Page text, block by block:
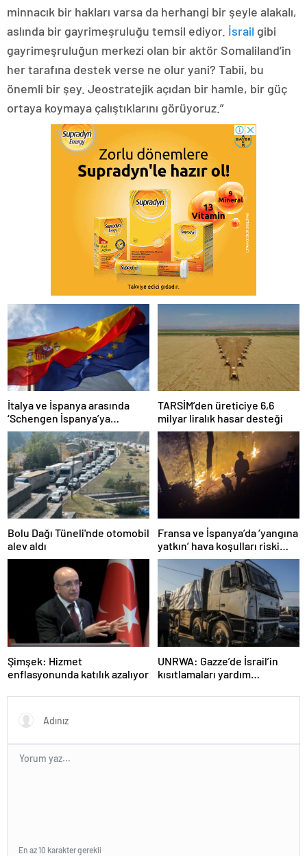
minnacık bir hakları varsa da herhangi bir şeyle alakalı,
aslında bir gayrimeşruluğu temsil ediyor. İsrail gibi
gayrimeşruluğun merkezi olan bir aktör Somaliland’in
her tarafına destek verse ne olur yani? Tabii, bu
önemli bir şey. Jeostratejik açıdan bir hamle, bir güç
ortaya koymaya çalıştıklarını görüyoruz.”
İtalya ve İspanya arasında
‘Schengen İspanya’ya
kapatılsın’ krizi
TARSİM’den üreticiye 6,6
milyar liralık hasar desteği
Bolu Dağı Tüneli'nde otomobil
alev aldı
Fransa ve İspanya’da ‘yangına
yatkın’ hava koşulları riski
arttı
Şimşek: Hizmet
enflasyonunda katılık azalıyor
UNRWA: Gazze’de İsrail’in
kısıtlamaları yardım
engel
En az 10 karakter gerekli